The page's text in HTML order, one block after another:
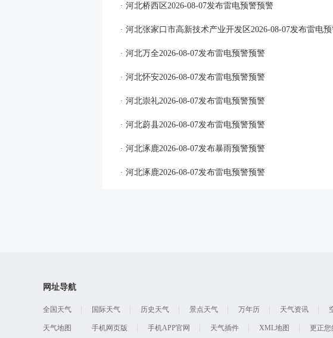
· 河北桥西区2026-08-07发布雷电预警预警
· 河北张家口市高新技术产业开发区2026-08-07发布雷电
· 河北万全2026-08-07发布雷电预警预警
· 河北怀安2026-08-07发布雷电预警预警
· 河北崇礼2026-08-07发布雷电预警预警
· 河北蔚县2026-08-07发布雷电预警预警
· 河北涿鹿2026-08-07发布暴雨预警预警
· 河北涿鹿2026-08-07发布雷电预警预警
网址导航
全国天气 国际天气 历史天气 景点天气 万年历 天气资讯
天气地图 手机网页版 手机APP官网 天气插件 XML地图 更正您